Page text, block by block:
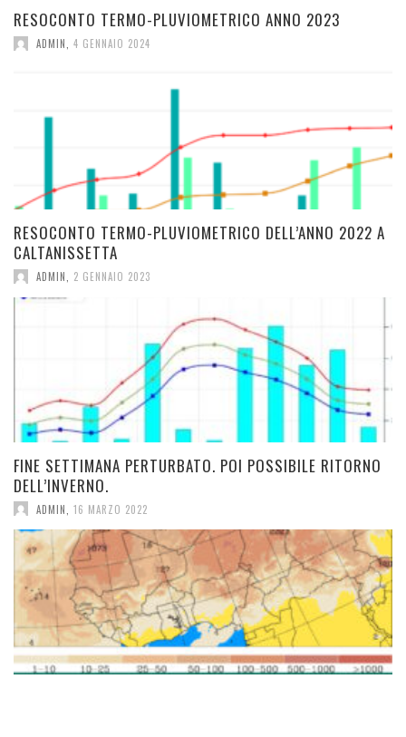
RESOCONTO TERMO-PLUVIOMETRICO ANNO 2023
ADMIN 4 GENNAIO 2024
RESOCONTO TERMO-PLUVIOMETRICO DELL’ANNO 2022 A
CALTANISSETTA
ADMIN 2 GENNAIO 2023
FINE SETTIMANA PERTURBATO. POI POSSIBILE RITORNO
DELL’INVERNO.
ADMIN 16 MARZO 2022